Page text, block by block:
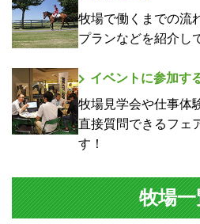
牧場で働くまでの流
プランなどを紹介し
イベントに参加す
牧場見学会や仕事体
直接質問できるフェ
す！
牧場一